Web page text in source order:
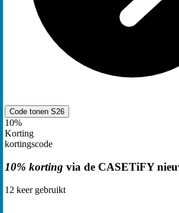
Code tonen S26
10%
Korting
kortingscode
10% korting via de CASETiFY
12 keer gebruikt